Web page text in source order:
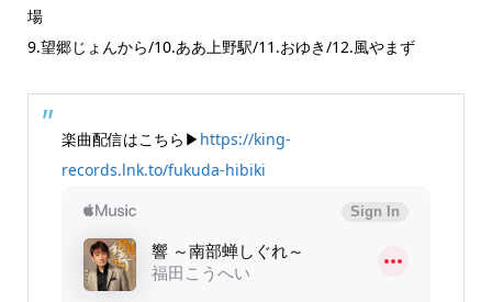
場
9.望郷じょんから/10.ああ上野駅/11.おゆき/12.風やまず
楽曲配信はこちら▶ https://king-
records.lnk.to/fukuda-hibiki